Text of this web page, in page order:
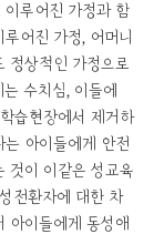
이루어진 가정과 함
어진 가정, 어머니
정상적인 가정으로
수치심, 이들에
습현장에서 제거하
아이들에게 안전
것이 이같은 성교육
전환자에 대한 차
아이들에게 동성애